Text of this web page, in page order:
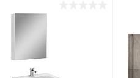
в 1 клик